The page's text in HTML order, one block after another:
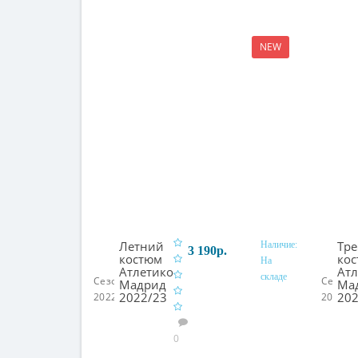
NEW
Сезон:
2022/23
Летний
костюм
Атлетико
Мадрид
2022/23
0
3 190р.
В корзину
Наличие:
На
складе
Сезон:
2022/